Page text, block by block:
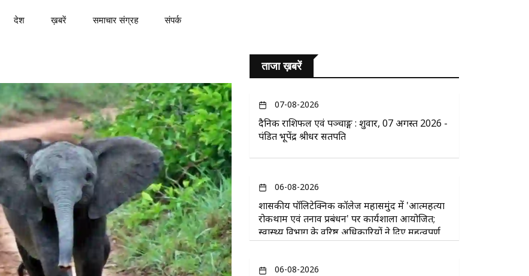
देश ख़बरें समाचार संग्रह संपर्क
ताजा ख़बरें
07-08-2026
दैनिक राशिफल एवं पञ्चाङ्ग : शुक्रवार, 07 अगस्त 2026 -
पंडित भूपेंद्र श्रीधर सतपति
06-08-2026
​शासकीय पॉलिटेक्निक कॉलेज महासमुंद में 'आत्महत्या
रोकथाम एवं तनाव प्रबंधन' पर कार्यशाला आयोजित;
स्वास्थ्य विभाग के वरिष्ठ अधिकारियों ने दिए महत्वपूर्ण
सुझाव
06-08-2026